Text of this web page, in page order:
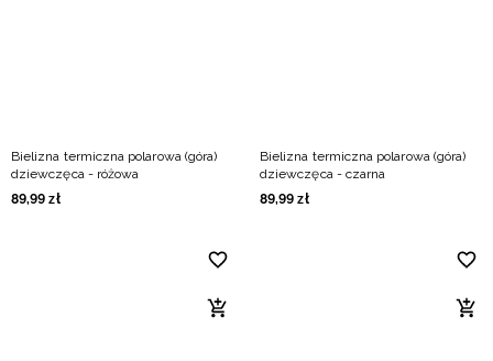
Bielizna termiczna polarowa (góra)
dziewczęca - różowa
89,99 zł
Bielizna termiczna polarowa (góra)
dziewczęca - czarna
89,99 zł